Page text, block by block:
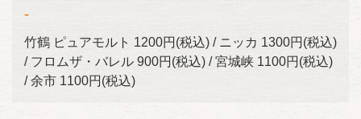
-
竹鶴 ピュアモルト 1200円(税込) / ニッカ 1300円(税込)
/ フロムザ・バレル 900円(税込) / 宮城峡 1100円(税込)
/ 余市 1100円(税込)